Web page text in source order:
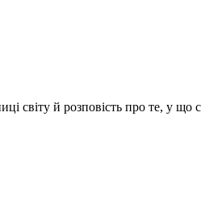
світу й розповість про те, у